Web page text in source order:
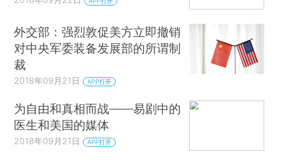
外交部：强烈敦促美方立即撤销
对中央军委装备发展部的所谓制
裁
2018年09月21日 APP打开
为自由和真相而战——易剧中的
医生和美国的媒体
2018年09月21日 APP打开